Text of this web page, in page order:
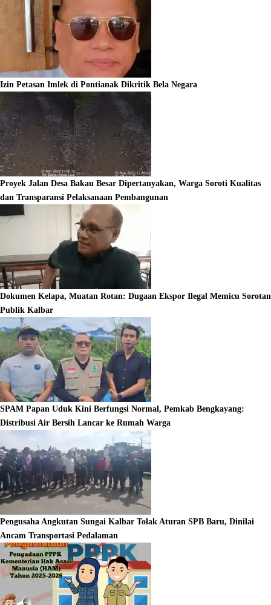
Izin Petasan Imlek di Pontianak Dikritik Bela Negara
Proyek Jalan Desa Bakau Besar Dipertanyakan, Warga Soroti Kualitas
dan Transparansi Pelaksanaan Pembangunan
Dokumen Kelapa, Muatan Rotan: Dugaan Ekspor Ilegal Memicu Sorotan
Publik Kalbar
SPAM Papan Uduk Kini Berfungsi Normal, Pemkab Bengkayang:
Distribusi Air Bersih Lancar ke Rumah Warga
Pengusaha Angkutan Sungai Kalbar Tolak Aturan SPB Baru, Dinilai
Ancam Transportasi Pedalaman